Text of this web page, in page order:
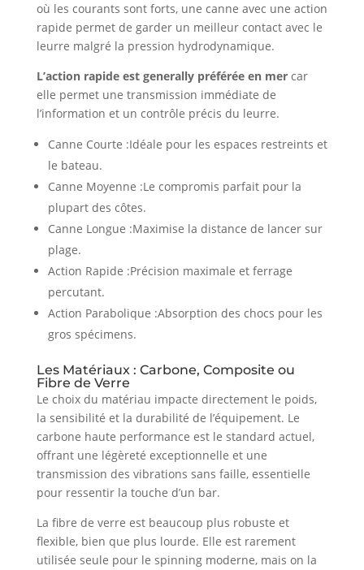
où les courants sont forts, une canne avec une action
rapide permet de garder un meilleur contact avec le
leurre malgré la pression hydrodynamique.
L’action rapide est generally préférée en mercar
elle permet une transmission immédiate de
l’information et un contrôle précis du leurre.
Canne Courte :Idéale pour les espaces restreints et
le bateau.
Canne Moyenne :Le compromis parfait pour la
plupart des côtes.
Canne Longue :Maximise la distance de lancer sur
plage.
Action Rapide :Précision maximale et ferrage
percutant.
Action Parabolique :Absorption des chocs pour les
gros spécimens.
Les Matériaux : Carbone, Composite ou
Fibre de Verre
Le choix du matériau impacte directement le poids,
la sensibilité et la durabilité de l’équipement. Le
carbone haute performance est le standard actuel,
offrant une légèreté exceptionnelle et une
transmission des vibrations sans faille, essentielle
pour ressentir la touche d’un bar.
La fibre de verre est beaucoup plus robuste et
flexible, bien que plus lourde. Elle est rarement
utilisée seule pour le spinning moderne, mais on la